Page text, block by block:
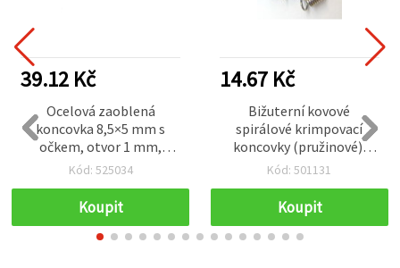
39.12 Kč
Ocelová zaoblená
koncovka 8,5×5 mm s
očkem, otvor 1 mm,
stříbrná barva - 10 ks
Kód: 525034
Koupit
14.67 Kč
Bižuterní kovové
spirálové krimpovací
koncovky (pružinové),
stříbrná barva, 4,5×7×3
Kód: 501131
Koupit